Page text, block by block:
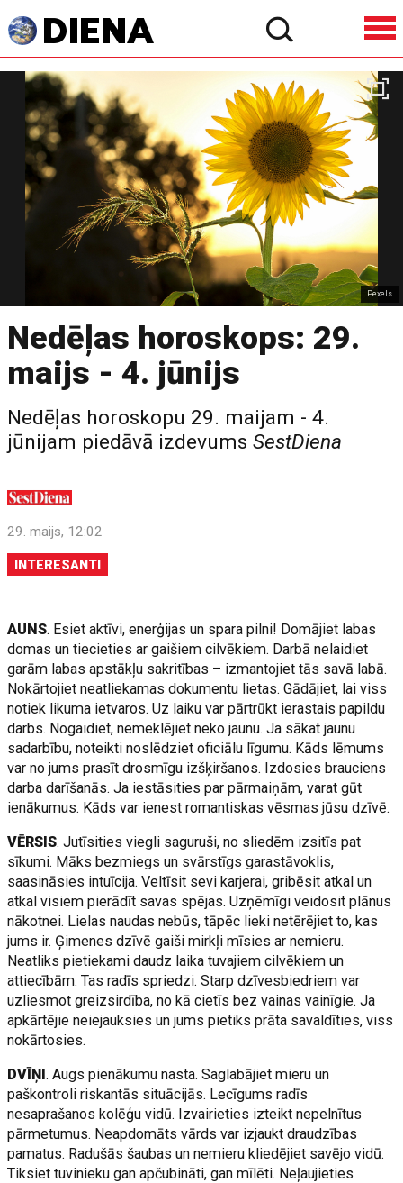
Pexels
Nedēļas horoskops: 29.
maijs - 4. jūnijs
Nedēļas horoskopu 29. maijam - 4.
jūnijam piedāvā izdevumsSestDiena
29. maijs, 12:02
INTERESANTI
AUNS. Esiet aktīvi, enerģijas un spara pilni! Domājiet labas
domas un tiecieties ar gaišiem cilvēkiem. Darbā nelaidiet
garām labas apstākļu sakritības – izmantojiet tās savā labā.
Nokārtojiet neatliekamas dokumentu lietas. Gādājiet, lai viss
notiek likuma ietvaros. Uz laiku var pārtrūkt ierastais papildu
darbs. Nogaidiet, nemeklējiet neko jaunu. Ja sākat jaunu
sadarbību, noteikti noslēdziet oficiālu līgumu. Kāds lēmums
var no jums prasīt drosmīgu izšķiršanos. Izdosies brauciens
darba darīšanās. Ja iestāsities par pārmaiņām, varat gūt
ienākumus. Kāds var ienest romantiskas vēsmas jūsu dzīvē.
VĒRSIS. Jutīsities viegli saguruši, no sliedēm izsitīs pat
sīkumi. Māks bezmiegs un svārstīgs garastāvoklis,
saasināsies intuīcija. Veltīsit sevi karjerai, gribēsit atkal un
atkal visiem pierādīt savas spējas. Uzņēmīgi veidosit plānus
nākotnei. Lielas naudas nebūs, tāpēc lieki netērējiet to, kas
jums ir. Ģimenes dzīvē gaiši mirkļi mīsies ar nemieru.
Neatliks pietiekami daudz laika tuvajiem cilvēkiem un
attiecībām. Tas radīs spriedzi. Starp dzīvesbiedriem var
uzliesmot greizsirdība, no kā cietīs bez vainas vainīgie. Ja
apkārtējie neiejauksies un jums pietiks prāta savaldīties, viss
nokārtosies.
DVĪŅI. Augs pienākumu nasta. Saglabājiet mieru un
paškontroli riskantās situācijās. Lecīgums radīs
nesaprašanos kolēģu vidū. Izvairieties izteikt nepelnītus
pārmetumus. Neapdomāts vārds var izjaukt draudzības
pamatus. Radušās šaubas un nemieru kliedējiet savējo vidū.
Tiksiet tuvinieku gan apčubināti, gan mīlēti. Neļaujieties